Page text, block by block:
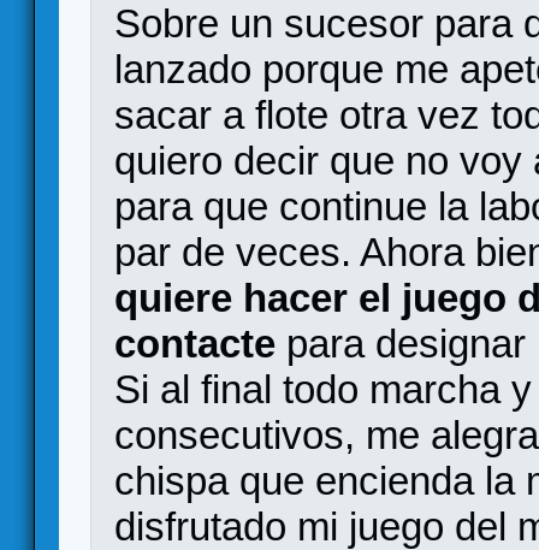
Sobre un sucesor para
lanzado porque me
sacar a flote otra vez
quiero decir que no
para que continue la
par de veces. Ahora
quiere hacer el juego
contacte para
Si al final todo marcha
consecutivos, me
chispa que encienda la
disfrutado mi juego del